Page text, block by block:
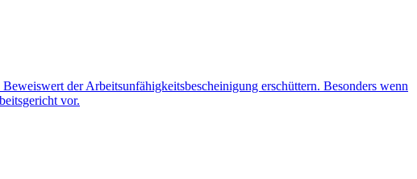
der Arbeitsunfähigkeitsbescheinigung erschüttern. Besonders wenn
vor.